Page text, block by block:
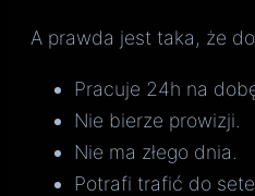
A prawda jest taka, że
Pracuje 24h na
Nie bierze prowizji.
Nie ma złego dnia.
Potrafi trafić do